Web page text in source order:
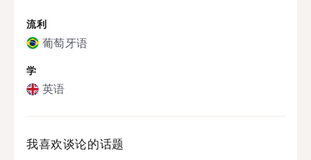
流利
葡萄牙语
学
英语
我喜欢谈论的话题